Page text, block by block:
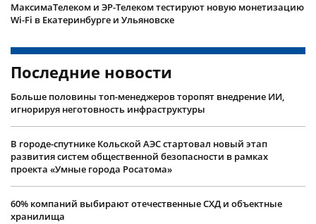
МаксимаТелеком и ЭР-Телеком тестируют новую монетизацию
Wi-Fi в Екатеринбурге и Ульяновске
Последние новости
Больше половины топ-менеджеров торопят внедрение ИИ,
игнорируя неготовность инфраструктуры
В городе-спутнике Кольской АЭС стартовал новый этап
развития систем общественной безопасности в рамках
проекта «Умные города Росатома»
60% компаний выбирают отечественные СХД и объектные
хранилища